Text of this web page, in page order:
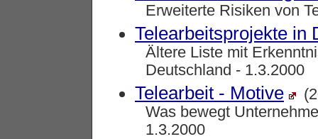
Erweiterte Risiken von
Telearbeitsprojekte in
Ältere Liste mit
Deutschland - 1.3.2000
Telearbeit - Motive
Was bewegt
1.3.2000